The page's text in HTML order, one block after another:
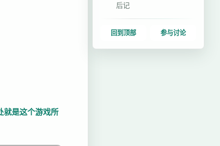
就是这个游戏所
后记
回到顶部 参与讨论